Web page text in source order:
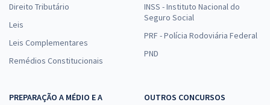
Direito Tributário
Leis
Leis Complementares
Remédios Constitucionais
INSS - Instituto Nacional do
Seguro Social
PRF - Polícia Rodoviária Federal
PND
PREPARAÇÃO A MÉDIO E A
OUTROS CONCURSOS